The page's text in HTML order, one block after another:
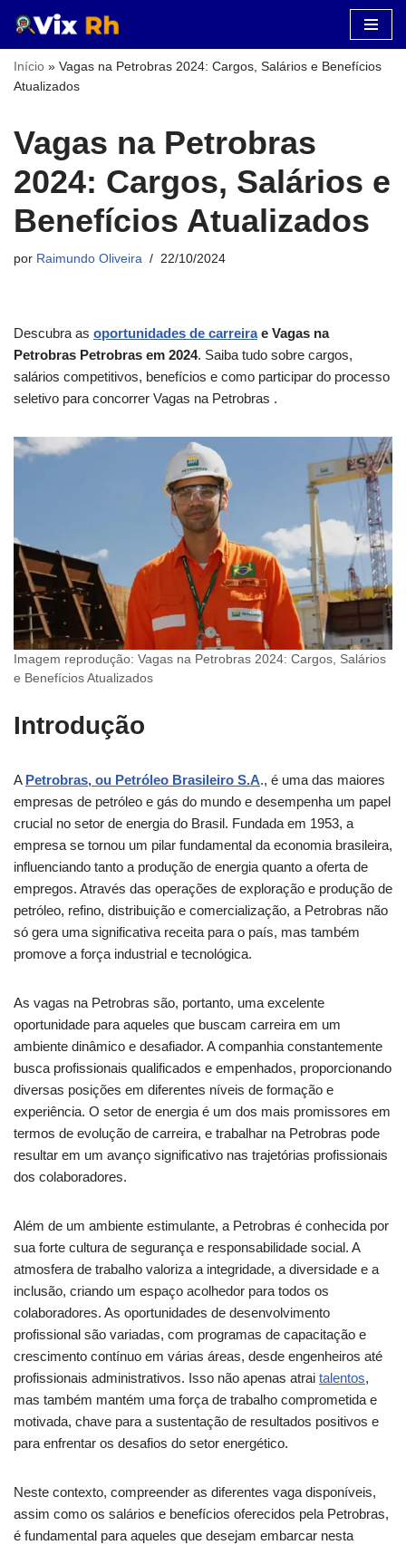
Pular
para
o
Início » Vagas na Petrobras 2024: Cargos, Salários e Benefícios
Atualizados
Vagas na Petrobras
2024: Cargos, Salários e
Benefícios Atualizados
por Raimundo Oliveira 22/10/2024
Descubra as oportunidades de carreirae Vagas na
Petrobras Petrobras em 2024. Saiba tudo sobre cargos,
salários competitivos, benefícios e como participar do processo
seletivo para concorrer Vagas na Petrobras .
Imagem reprodução: Vagas na Petrobras 2024: Cargos, Salários
e Benefícios Atualizados
Introdução
A Petrobras, ou Petróleo Brasileiro S.A., é uma das maiores
empresas de petróleo e gás do mundo e desempenha um papel
crucial no setor de energia do Brasil. Fundada em 1953, a
empresa se tornou um pilar fundamental da economia brasileira,
influenciando tanto a produção de energia quanto a oferta de
empregos. Através das operações de exploração e produção de
petróleo, refino, distribuição e comercialização, a Petrobras não
só gera uma significativa receita para o país, mas também
promove a força industrial e tecnológica.
As vagas na Petrobras são, portanto, uma excelente
oportunidade para aqueles que buscam carreira em um
ambiente dinâmico e desafiador. A companhia constantemente
busca profissionais qualificados e empenhados, proporcionando
diversas posições em diferentes níveis de formação e
experiência. O setor de energia é um dos mais promissores em
termos de evolução de carreira, e trabalhar na Petrobras pode
resultar em um avanço significativo nas trajetórias profissionais
dos colaboradores.
Além de um ambiente estimulante, a Petrobras é conhecida por
sua forte cultura de segurança e responsabilidade social. A
atmosfera de trabalho valoriza a integridade, a diversidade e a
inclusão, criando um espaço acolhedor para todos os
colaboradores. As oportunidades de desenvolvimento
profissional são variadas, com programas de capacitação e
crescimento contínuo em várias áreas, desde engenheiros até
profissionais administrativos. Isso não apenas atrai talentos,
mas também mantém uma força de trabalho comprometida e
motivada, chave para a sustentação de resultados positivos e
para enfrentar os desafios do setor energético.
Neste contexto, compreender as diferentes vaga disponíveis,
assim como os salários e benefícios oferecidos pela Petrobras,
é fundamental para aqueles que desejam embarcar nesta